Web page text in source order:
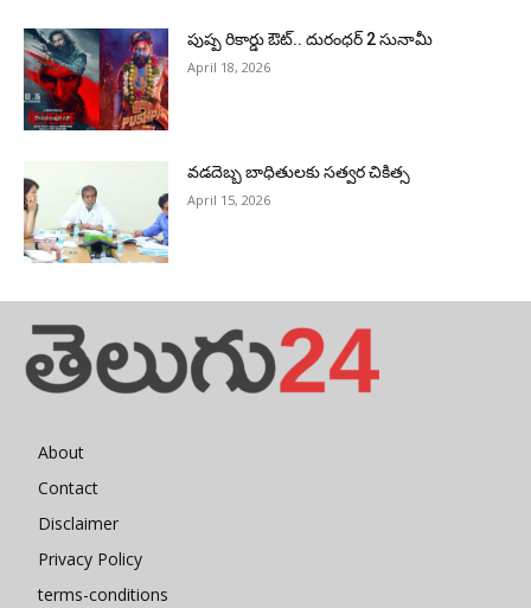
పుష్ప రికార్డు ఔట్‌.. దురంధ‌ర్ 2 సునామీ
April 18, 2026
వడదెబ్బ బాధితులకు సత్వర చికిత్స
April 15, 2026
About
Contact
Disclaimer
Privacy Policy
terms-conditions